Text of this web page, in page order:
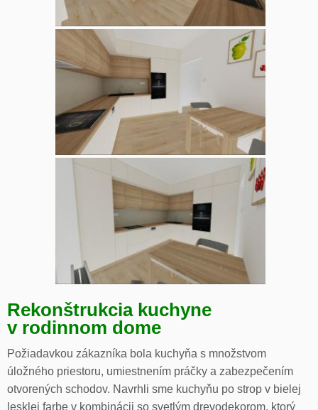
Rekonštrukcia kuchyne
v rodinnom dome
Požiadavkou zákazníka bola kuchyňa s množstvom
úložného priestoru, umiestnením práčky a zabezpečením
otvorených schodov. Navrhli sme kuchyňu po strop v bielej
lesklej farbe v kombinácii so svetlým drevodekorom, ktorý